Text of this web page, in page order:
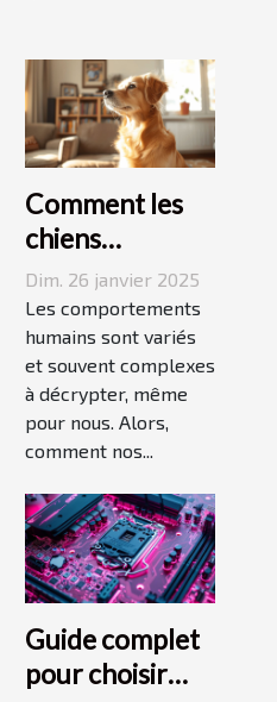
Comment les
chiens
perçoivent-ils
les actions
humaines
controversées
?
Dim. 26 janvier 2025
Les comportements
humains sont variés
et souvent complexes
à décrypter, même
pour nous. Alors,
comment nos...
Guide complet
pour choisir